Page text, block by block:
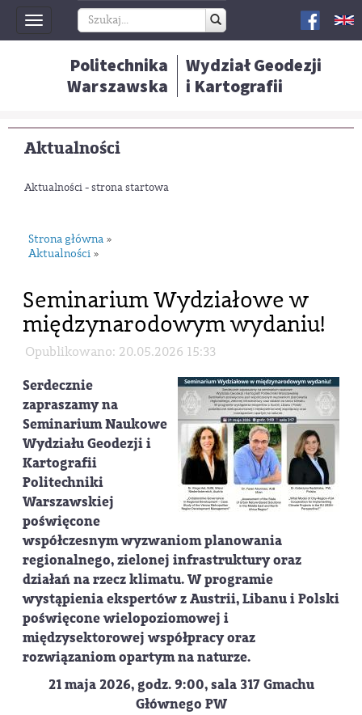
Toggle
navigation
Politechnika
Warszawska
Wydział Geodezji
i Kartografii
Aktualności
Aktualności - strona startowa
Strona główna »
Aktualności »
Seminarium Wydziałowe w
międzynarodowym wydaniu!
Opublikowano: 20.05.2026 15:33
Serdecznie
zapraszamy na
Seminarium Naukowe
Wydziału Geodezji i
Kartografii
Politechniki
Warszawskiej
poświęcone
współczesnym wyzwaniom planowania
regionalnego, zielonej infrastruktury oraz
działań na rzecz klimatu.W programie
wystąpienia ekspertów zAustrii, Libanu i Polski
poświęcone wielopoziomowej i
międzysektorowej współpracy oraz
rozwiązaniom opartym na naturze.
21 maja 2026, godz. 9:00, sala 317 Gmachu
Głównego PW